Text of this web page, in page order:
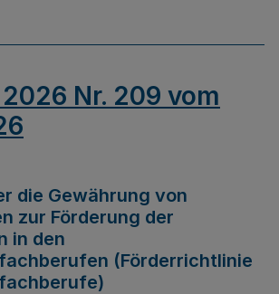
Nr. 209 vom
die Gewährung von
zur Förderung der
in den
(Förderrichtlinie